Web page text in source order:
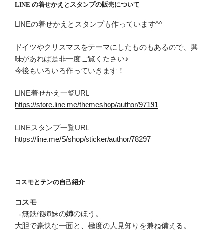
LINE の着せかえとスタンプの販売について
LINEの着せかえとスタンプも作っています^^
ドイツやクリスマスをテーマにしたものもあるので、興
味があれば是非一度ご覧ください♪
今後もいろいろ作っていきます！
LINE着せかえ一覧URL
https://store.line.me/themeshop/author/97191
LINEスタンプ一覧URL
https://line.me/S/shop/sticker/author/78297
コスモとテンの自己紹介
コスモ
→無鉄砲姉妹の姉のほう。
大胆で豪快な一面と、極度の人見知りを兼ね備える。